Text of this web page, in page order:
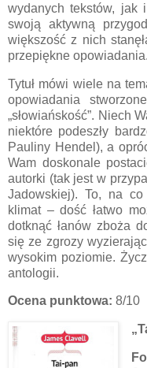
wydanych tekstów, jak
swoją aktywną
większość z nich
przepiękne opowiadania.
Tytuł mówi wiele na
opowiadania
„słowiańskość”. Niech
niektóre podeszły
Pauliny Hendel), a
Wam doskonale
autorki (tak jest w
Jadowskiej). To, na
klimat – dość łatwo
dotknąć łanów zboża
się ze zgrozy
wysokim poziomie.
antologii.
Ocena punktowa: 8/10